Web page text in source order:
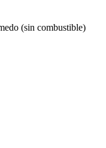
(sin combustible)